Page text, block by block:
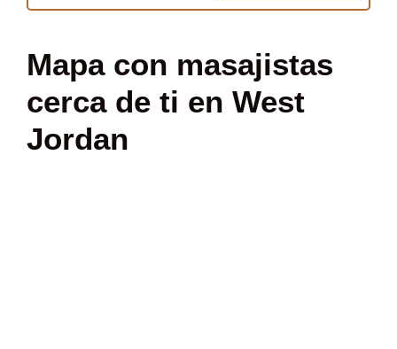
Mapa con masajistas
cerca de ti en West
Jordan